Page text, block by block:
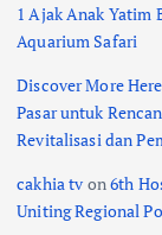
1 Ajak Anak Yatim
Aquarium Safari
Discover More Here
Pasar untuk
Revitalisasi dan
cakhia tv on6th
Uniting Regional